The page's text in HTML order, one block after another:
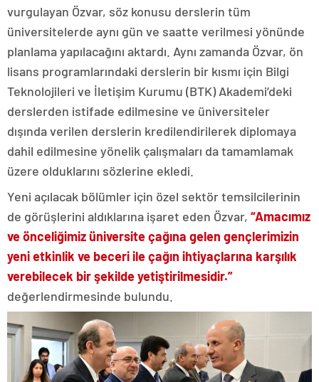
vurgulayan Özvar, söz konusu derslerin tüm
üniversitelerde aynı gün ve saatte verilmesi yönünde
planlama yapılacağını aktardı. Aynı zamanda Özvar, ön
lisans programlarındaki derslerin bir kısmı için Bilgi
Teknolojileri ve İletişim Kurumu (BTK) Akademi’deki
derslerden istifade edilmesine ve üniversiteler
dışında verilen derslerin kredilendirilerek diplomaya
dahil edilmesine yönelik çalışmaları da tamamlamak
üzere olduklarını sözlerine ekledi.
Yeni açılacak bölümler için özel sektör temsilcilerinin
de görüşlerini aldıklarına işaret eden Özvar, “Amacımız
ve önceliğimiz üniversite çağına gelen gençlerimizin
yeni etkinlik ve beceri ile çağın ihtiyaçlarına karşılık
verebilecek bir şekilde yetiştirilmesidir.”
değerlendirmesinde bulundu.